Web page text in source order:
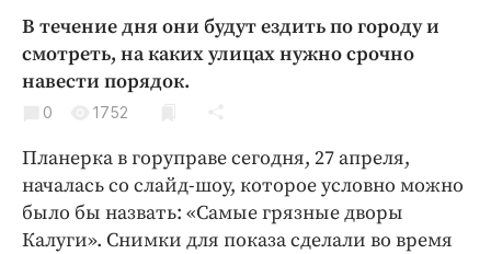
Авто и транспорт
Благоустройство
Криминал
Культура
Образование
Общество
Погода
В течение дня они будут ездить по городу и
смотреть, на каких улицах нужно срочно
навести порядок.
0 1752
Планерка в горуправе сегодня, 27 апреля,
началась со слайд-шоу, которое условно можно
было бы назвать: «Самые грязные дворы
Калуги». Снимки для показа сделали во время